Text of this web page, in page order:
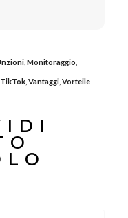
, Monitoraggio
TikTok, Vantaggi, Vorteile